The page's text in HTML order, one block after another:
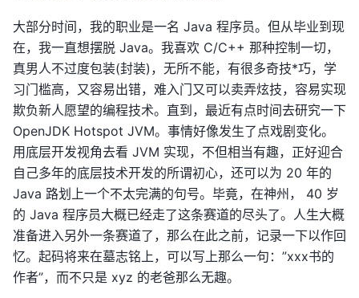
大部分时间，我的职业是一名 Java 程序员。但从毕业到现
在，我一直想摆脱 Java。我喜欢 C/C++ 那种控制一切，
真男人不过度包装(封装)，无所不能，有很多奇技*巧，学
习门槛高，又容易出错，难入门又可以卖弄炫技，容易实现
欺负新人愿望的编程技术。直到，最近有点时间去研究一下
OpenJDK Hotspot JVM。事情好像发生了点戏剧变化。
用底层开发视角去看 JVM 实现，不但相当有趣，正好迎合
自己多年的底层技术开发的所谓初心，还可以为 20 年的
Java 路划上一个不太完满的句号。毕竟，在神州， 40 岁
的 Java 程序员大概已经走了这条赛道的尽头了。人生大概
准备进入另外一条赛道了，那么在此之前，记录一下以作回
忆。起码将来在墓志铭上，可以写上那么一句：”xxx书的
作者”，而不只是 xyz 的老爸那么无趣。